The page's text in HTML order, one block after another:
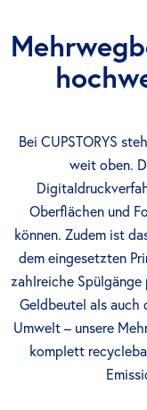
Bei CUPSTORYS
weit oben.
Oberflächen und
können. Zudem ist
dem eingesetzten
zahlreiche
Geldbeutel als auch
Umwelt – unsere
komplett